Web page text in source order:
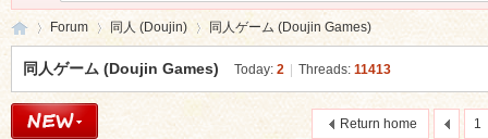
»
Forum 同人 (Doujin) 同人ゲーム (Doujin Games)
同人ゲーム (Doujin Games) Today: 2 Threads: 11413
1
Return home